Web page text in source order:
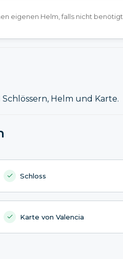
eigenen Helm, falls nicht benötigt
Helm und Karte.
Schloss
Karte von Valencia